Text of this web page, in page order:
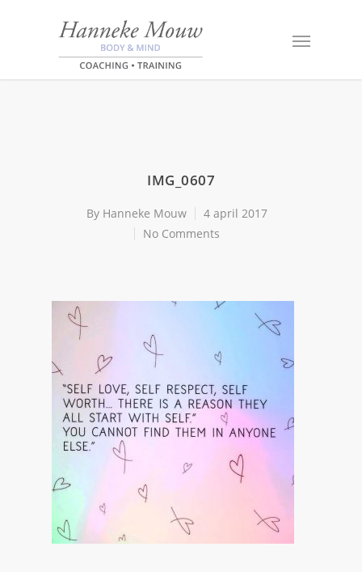
IMG_0607
By Hanneke Mouw
4 april 2017
No Comments